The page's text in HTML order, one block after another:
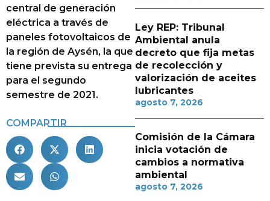
central de generación
eléctrica a través de
paneles fotovoltaicos de
la región de Aysén, la que
tiene prevista su entrega
para el segundo
semestre de 2021.
COMPARTIR
Ley REP: Tribunal
Ambiental anula
decreto que fija metas
de recolección y
valorización de aceites
lubricantes
agosto 7, 2026
Comisión de la Cámara
inicia votación de
cambios a normativa
ambiental
agosto 7, 2026